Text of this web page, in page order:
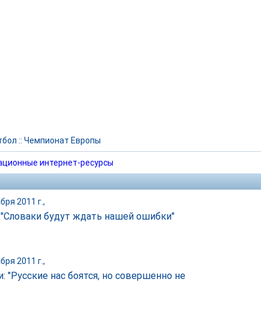
:: Чемпионат Европы
интернет-ресурсы
2011 г.,
будут ждать нашей ошибки"
2011 г.,
"Русские нас боятся, но совершенно не